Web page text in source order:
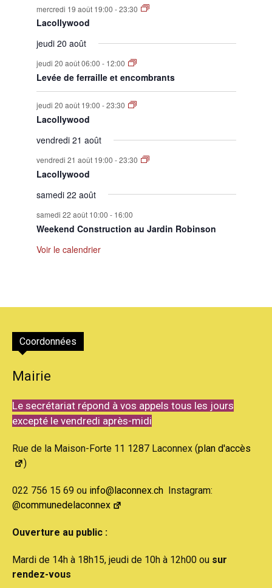
mercredi 19 août 19:00 -23:30
Lacollywood
jeudi 20 août
jeudi 20 août 06:00 - 12:00
Levée de ferraille et encombrants
jeudi 20 août 19:00 -23:30
Lacollywood
vendredi 21 août
vendredi 21 août 19:00 -23:30
Lacollywood
samedi 22 août
samedi 22 août 10:00 - 16:00
Weekend Construction au Jardin Robinson
Voir le calendrier
Coordonnées
Mairie
Le secrétariat répond à vos appels tous les jours
excepté le vendredi après-midi
Rue de la Maison-Forte 11 1287 Laconnex (plan d'accès
)
022 756 15 69 ou info@laconnex.ch Instagram:
@communedelaconnex
Ouverture au public :
Mardi de 14h à 18h15, jeudi de 10h à 12h00 ou sur
rendez-vous